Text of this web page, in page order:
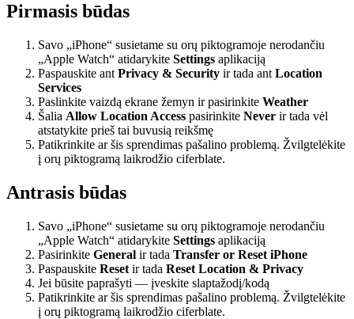
Pirmasis būdas
Savo „iPhone“ susietame su orų piktogramoje nerodančiu
„Apple Watch“ atidarykite Settings aplikaciją
Paspauskite ant Privacy & Security ir tada ant Location
Services
Paslinkite vaizdą ekrane žemyn ir pasirinkite Weather
Šalia ‌Allow Location Access pasirinkite Never ir tada vėl
atstatykite prieš tai buvusią reikšmę
Patikrinkite ar šis sprendimas pašalino problemą. Žvilgtelėkite
į orų piktogramą laikrodžio ciferblate.
Antrasis būdas
Savo „iPhone“ susietame su orų piktogramoje nerodančiu
„Apple Watch“ atidarykite Settings aplikaciją
Pasirinkite General ir tada Transfer or Reset iPhone
Paspauskite Reset ir tada ‌Reset Location & Privacy
Jei būsite paprašyti — įveskite slaptažodį/kodą
Patikrinkite ar šis sprendimas pašalino problemą. Žvilgtelėkite
į orų piktogramą laikrodžio ciferblate.